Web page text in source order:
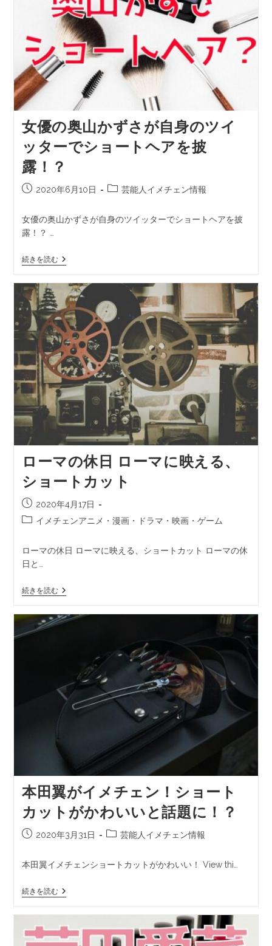
女優の奥山かずさが自身のツイ
ッターでショートヘアを披
露！？
2020年6月10日 芸能人イメチェン情報
女優の奥山かずさが自身のツイッターでショートヘアを披
露！？ …
続きを読む
ローマの休日 ローマに映える、
ショートカット
2020年4月17日
イメチェンアニメ・漫画・ドラマ・映画・ゲーム
ローマの休日 ローマに映える、ショートカット ローマの休
日と…
続きを読む
本田翼がイメチェン！ショート
カットがかわいいと話題に！？
2020年3月31日 芸能人イメチェン情報
本田翼イメチェンショートカットがかわいい！ View thi…
続きを読む